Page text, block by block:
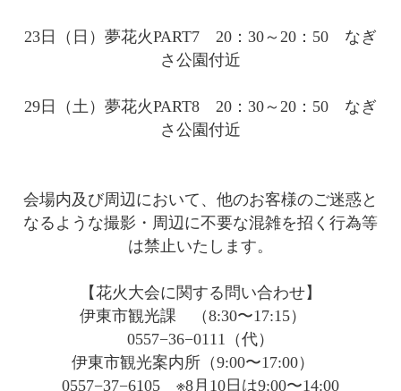
23日（日）夢花火PART7 20：30～20：50 なぎ
さ公園付近
29日（土）夢花火PART8 20：30～20：50 なぎ
さ公園付近
会場内及び周辺において、他のお客様のご迷惑と
なるような撮影・周辺に不要な混雑を招く行為等
は禁止いたします。
【花火大会に関する問い合わせ】
伊東市観光課 （8:30〜17:15）
0557−36−0111（代）
伊東市観光案内所（9:00〜17:00）
0557−37−6105 ※8月10日は9:00〜14:00